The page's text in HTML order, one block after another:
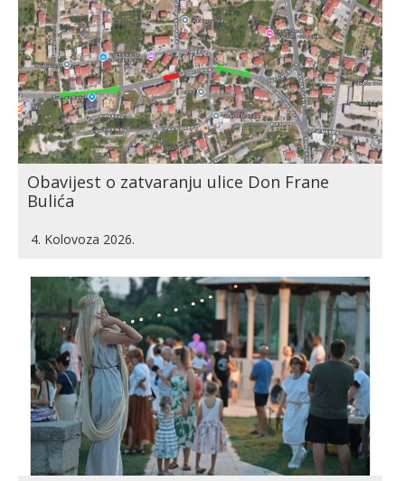
Obavijest o zatvaranju ulice Don Frane
Bulića
4. Kolovoza 2026.